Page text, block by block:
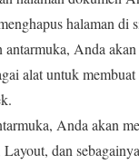
halaman di
antarmuka, Anda
alat untuk
Anda akan
dan